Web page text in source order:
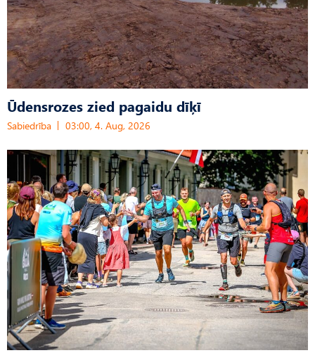
Ūdensrozes zied pagaidu dīķī
Sabiedrība 03:00, 4. Aug, 2026